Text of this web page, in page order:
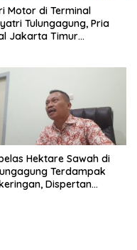
Motor di Terminal
Tulungagung, Pria
Jakarta Timur
Hektare Sawah di
Terdampak
Dispertan